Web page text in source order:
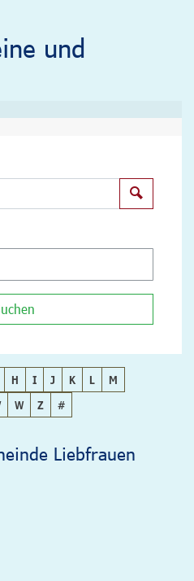
und
H I J K L
M
W Z #
Liebfrauen